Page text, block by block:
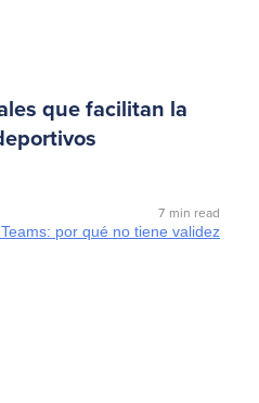
que facilitan la
7 min read